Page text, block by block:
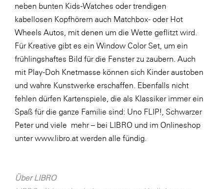
Primark
Salesforce
sebamed
SeneCura
SERVICE&MORE
SKINUANCE®
Somfy
Sony DADC
neben bunten Kids-Watches oder trendigen
kabellosen Kopfhörern auch Matchbox- oder Hot
Wheels Autos, mit denen um die Wette geflitzt wird.
Für Kreative gibt es ein Window Color Set, um ein
frühlingshaftes Bild für die Fenster zu zaubern. Auch
mit Play-Doh Knetmasse können sich Kinder austoben
und wahre Kunstwerke erschaffen. Ebenfalls nicht
fehlen dürfen Kartenspiele, die als Klassiker immer ein
Spaß für die ganze Familie sind: Uno FLIP!, Schwarzer
Peter und viele mehr – bei LIBRO und im Onlineshop
unterwww.libro.at werden alle fündig.
Über LIBRO